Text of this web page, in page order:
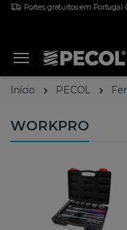
Portes gratuitos em Portugal
Início PECOL
WORKPRO